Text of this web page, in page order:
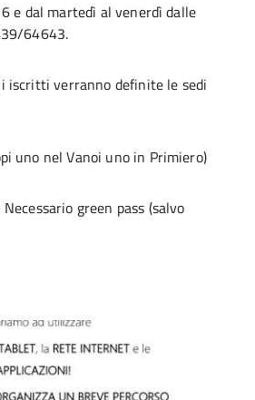
e dal martedì al venerdì dalle
64643.
iscritti verranno definite le sedi
uno nel Vanoi uno in Primiero)
green pass (salvo